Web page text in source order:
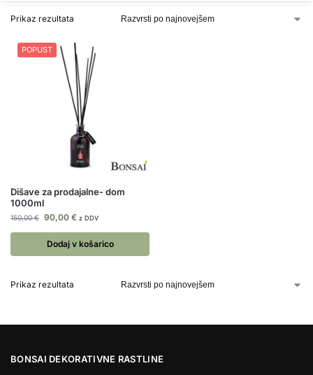
Prikaz rezultata
POPUST
Dišave za prodajalne- dom
1000ml
150,00€ 90,00 € z DDV
Dodaj v košarico
Prikaz rezultata
BONSAI DEKORATIVNE RASTLINE